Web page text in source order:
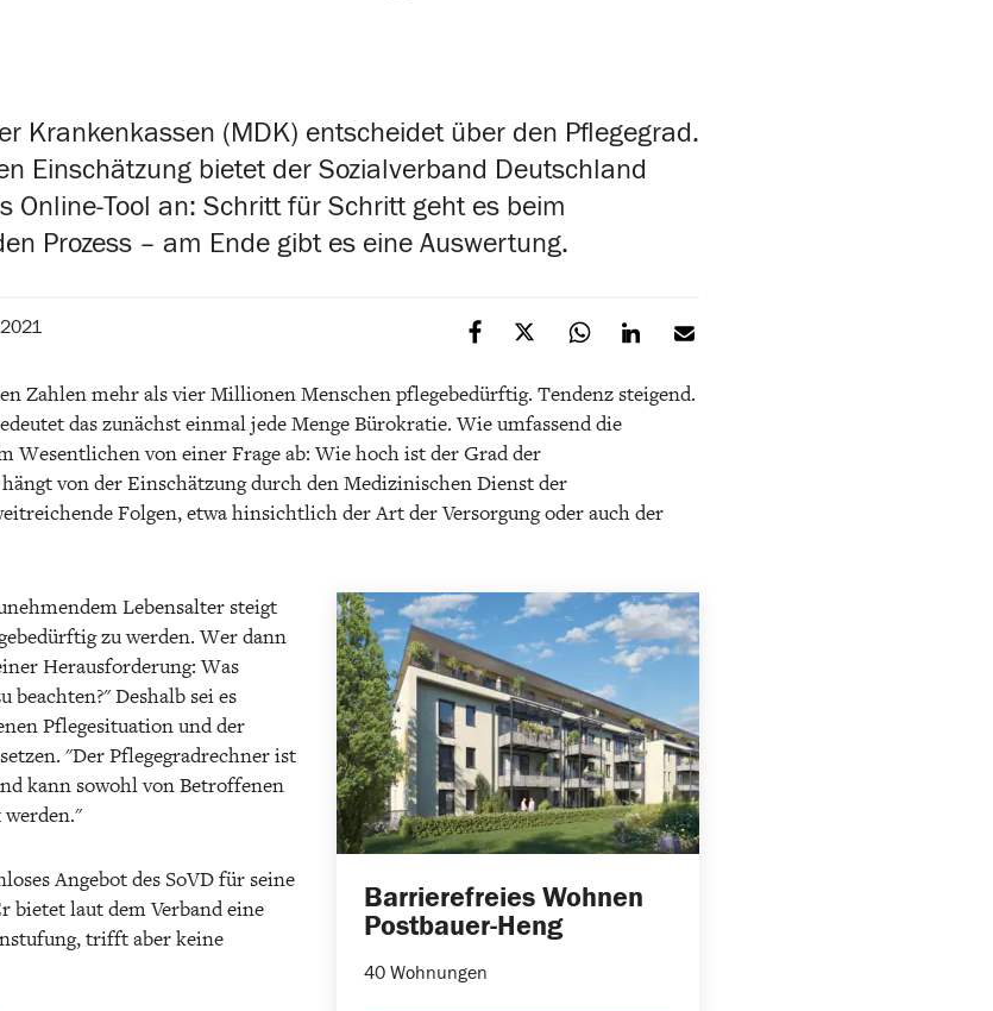
Krankenkassen (MDK) entscheidet über den Pflegegrad.
Einschätzung bietet der Sozialverband Deutschland
Online-Tool an: Schritt für Schritt geht es beim
Prozess – am Ende gibt es eine Auswertung.
Zahlen mehr als vier Millionen Menschen pflegebedürftig. Tendenz steigend.
das zunächst einmal jede Menge Bürokratie. Wie umfassend die
Wesentlichen von einer Frage ab: Wie hoch ist der Grad der
von der Einschätzung durch den Medizinischen Dienst der
Folgen, etwa hinsichtlich der Art der Versorgung oder auch der
Barrierefreies Wohnen
Postbauer-Heng
40 Wohnungen
Lebensalter steigt
zu werden. Wer dann
Herausforderung: Was
Deshalb sei es
Pflegesituation und der
"Der Pflegegradrechner ist
kann sowohl von Betroffenen
werden."
Angebot des SoVD für seine
bietet laut dem Verband eine
trifft aber keine